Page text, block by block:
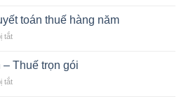
tử
sơ
thuế
báo
cáo
Quyết
thuế
toán thuế hàng năm
tắtở
báo
cáo
Quyết
Thuế trọn gói
tắtở